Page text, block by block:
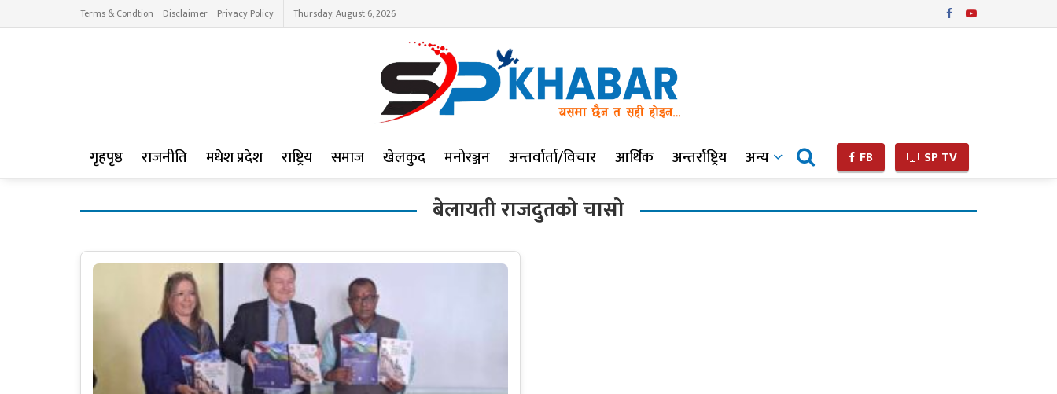
Terms & Condtion Disclaimer Privacy Policy Thursday, August 6, 2026
गृहपृष्ठ राजनीति मधेश प्रदेश राष्ट्रिय समाज खेलकुद मनोरञ्जन अन्तर्वार्ता/विचार आर्थिक अन्तर्राष्ट्रिय अन्य FB SP TV
बेलायती राजदुतको चासो